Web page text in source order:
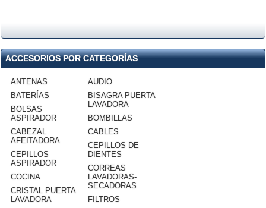
ACCESORIOS POR CATEGORÍAS
ANTENAS
BATERÍAS
BOLSAS
ASPIRADOR
CABEZAL
AFEITADORA
CEPILLOS
ASPIRADOR
COCINA
CRISTAL PUERTA
LAVADORA
AUDIO
BISAGRA PUERTA
LAVADORA
BOMBILLAS
CABLES
CEPILLOS DE
DIENTES
CORREAS
LAVADORAS-
SECADORAS
FILTROS